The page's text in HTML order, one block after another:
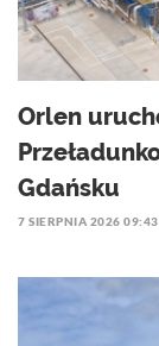
Orlen
Gdańsku
7 SIERPNIA 2026 09:43